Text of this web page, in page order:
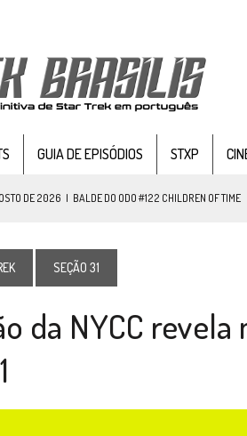
GUIA DE EPISÓDIOS STXP
DE 2026 | BALDE DO ODO #122 CHILDREN OF TIME
VEJA FOTOS DO TERCEIRO EPISÓDIO DA 4ª TEMPORADA
PARAMOUNT E CBS DERRUBAM NOVO VÍDEO DO FILME
TB AO VIVO | STAR TREK: STRANGE NEW WORLDS – “THE
SEÇÃO 31
da NYCC